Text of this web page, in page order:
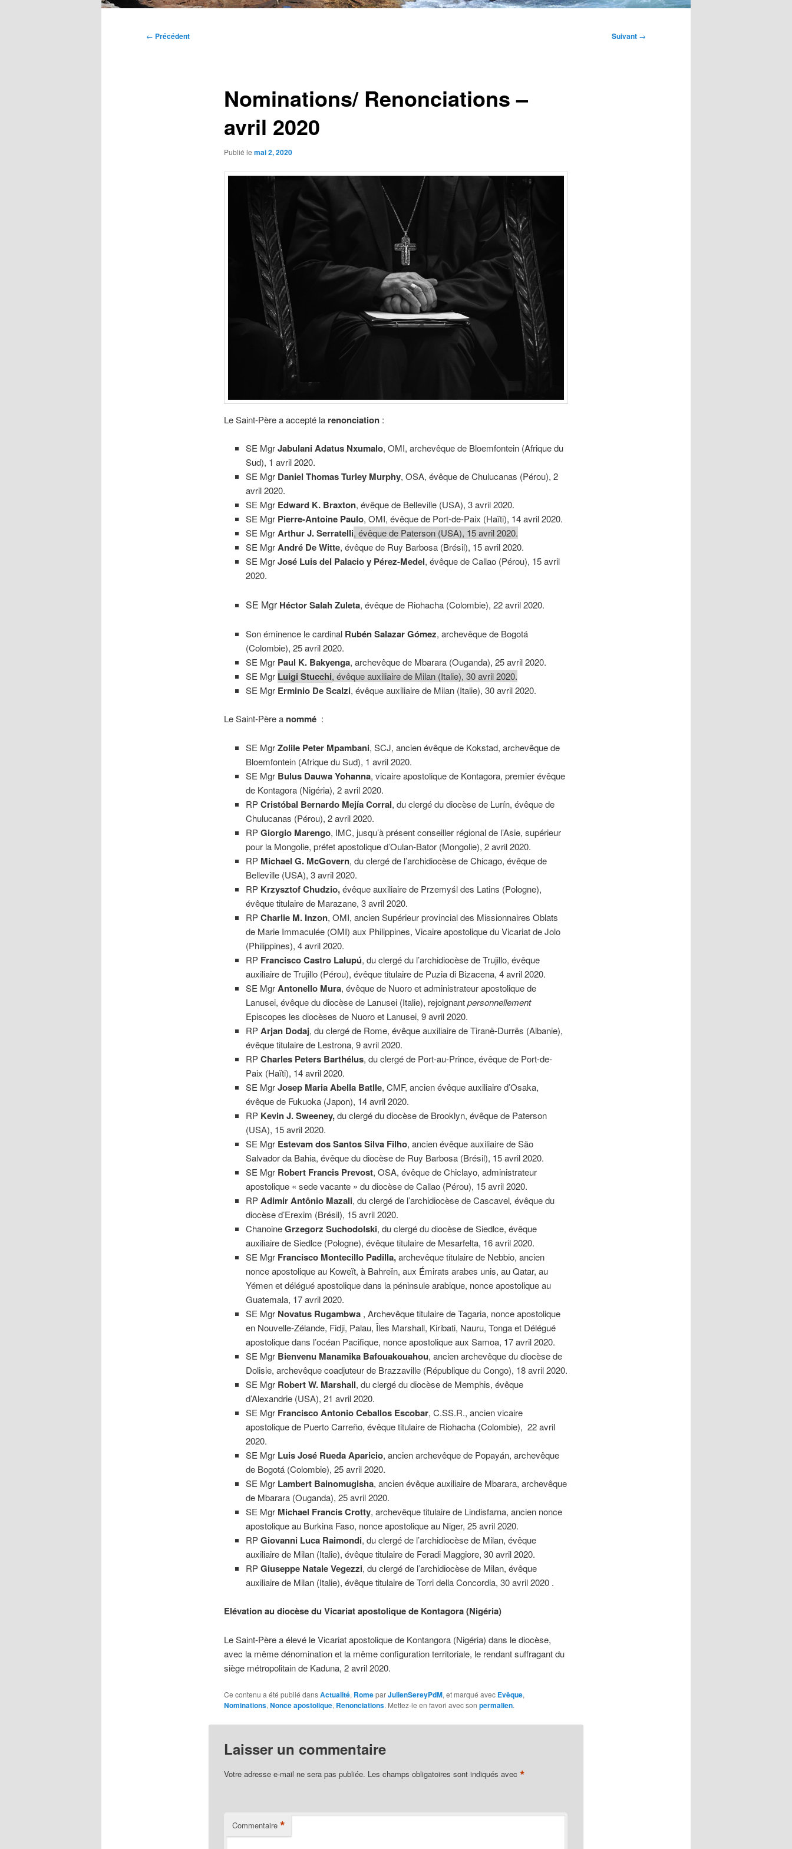
Navigation
← Précédent Suivant →
Nominations/ Renonciations –
avril 2020
Publié le mai 2, 2020
Le Saint-Père a accepté la renonciation:
SE MgrJabulani Adatus Nxumalo, OMI, archevêque de Bloemfontein (Afrique du
Sud), 1 avril 2020.
SE Mgr Daniel Thomas Turley Murphy, OSA, évêque de Chulucanas (Pérou), 2
avril 2020.
SE Mgr Edward K. Braxton, évêque de Belleville (USA), 3 avril 2020.
SE Mgr Pierre-Antoine Paulo, OMI, évêque de Port-de-Paix (Haïti), 14 avril 2020.
SE MgrArthur J. Serratelli, évêque de Paterson (USA), 15 avril 2020.
SE MgrAndré De Witte, évêque de Ruy Barbosa (Brésil), 15 avril 2020.
SE MgrJosé Luis del Palacio y Pérez-Medel, évêque de Callao (Pérou), 15 avril
2020.
SE MgrHéctor Salah Zuleta, évêque de Riohacha (Colombie), 22 avril 2020.
Son éminence le cardinal Rubén Salazar Gómez, archevêque de Bogotá
(Colombie), 25 avril 2020.
SE Mgr Paul K. Bakyenga, archevêque de Mbarara (Ouganda), 25 avril 2020.
SE Mgr Luigi Stucchi, évêque auxiliaire de Milan (Italie), 30 avril 2020.
SE Mgr Erminio De Scalzi, évêque auxiliaire de Milan (Italie), 30 avril 2020.
Le Saint-Père a nommé:
SE MgrZolile Peter Mpambani, SCJ, ancien évêque de Kokstad, archevêque de
Bloemfontein (Afrique du Sud), 1 avril 2020.
SE Mgr Bulus Dauwa Yohanna, vicaire apostolique de Kontagora, premier évêque
de Kontagora (Nigéria), 2 avril 2020.
RPCristóbal Bernardo Mejía Corral, du clergé du diocèse de Lurín, évêque de
Chulucanas (Pérou), 2 avril 2020.
RPGiorgio Marengo, IMC, jusqu’à présent conseiller régional de l’Asie, supérieur
pour la Mongolie, préfet apostolique d’Oulan-Bator (Mongolie), 2 avril 2020.
RP Michael G. McGovern, du clergé de l’archidiocèse de Chicago, évêque de
Belleville (USA), 3 avril 2020.
RP Krzysztof Chudzio,évêque auxiliaire de Przemyśl des Latins (Pologne),
évêque titulaire de Marazane, 3 avril 2020.
RPCharlie M. Inzon, OMI, ancien Supérieur provincial des Missionnaires Oblats
de Marie Immaculée (OMI) aux Philippines, Vicaire apostolique du Vicariat de Jolo
(Philippines), 4 avril 2020.
RP Francisco Castro Lalupú, du clergé du l’archidiocèse de Trujillo, évêque
auxiliaire de Trujillo (Pérou), évêque titulaire de Puzia di Bizacena, 4 avril 2020.
SE Mgr Antonello Mura, évêque de Nuoro et administrateur apostolique de
Lanusei, évêque du diocèse de Lanusei (Italie), rejoignantpersonnellement
Episcopes les diocèses de Nuoro et Lanusei, 9 avril 2020.
RP Arjan Dodaj, du clergé de Rome, évêque auxiliaire de Tiranë-Durrës (Albanie),
évêque titulaire de Lestrona, 9 avril 2020.
RPCharles Peters Barthélus, du clergé de Port-au-Prince, évêque de Port-de-
Paix (Haïti), 14 avril 2020.
SE MgrJosep Maria Abella Batlle, CMF, ancien évêque auxiliaire d’Osaka,
évêque de Fukuoka (Japon), 14 avril 2020.
RP Kevin J. Sweeney,du clergé du diocèse de Brooklyn, évêque de Paterson
(USA), 15 avril 2020.
SE Mgr Estevam dos Santos Silva Filho, ancien évêque auxiliaire de São
Salvador da Bahia, évêque du diocèse de Ruy Barbosa (Brésil), 15 avril 2020.
SE Mgr Robert Francis Prevost, OSA, évêque de Chiclayo, administrateur
apostolique « sede vacante » du diocèse de Callao (Pérou), 15 avril 2020.
RP Adimir Antônio Mazali, du clergé de l’archidiocèse de Cascavel, évêque du
diocèse d’Erexim (Brésil), 15 avril 2020.
ChanoineGrzegorz Suchodolski, du clergé du diocèse de Siedlce, évêque
auxiliaire de Siedlce (Pologne), évêque titulaire de Mesarfelta, 16 avril 2020.
SE Mgr Francisco Montecillo Padilla,archevêque titulaire de Nebbio, ancien
nonce apostolique au Koweït, à Bahreïn, aux Émirats arabes unis, au Qatar, au
Yémen et délégué apostolique dans la péninsule arabique, nonce apostolique au
Guatemala, 17 avril 2020.
SE Mgr Novatus Rugambwa , Archevêque titulaire de Tagaria, nonce apostolique
en Nouvelle-Zélande, Fidji, Palau, Îles Marshall, Kiribati, Nauru, Tonga et Délégué
apostolique dans l’océan Pacifique, nonce apostolique aux Samoa, 17 avril 2020.
SE Mgr Bienvenu Manamika Bafouakouahou, ancien archevêque du diocèse de
Dolisie, archevêque coadjuteur de Brazzaville (République du Congo), 18 avril 2020.
SE Mgr Robert W. Marshall, du clergé du diocèse de Memphis, évêque
d’Alexandrie (USA), 21 avril 2020.
SE Mgr Francisco Antonio Ceballos Escobar, C.SS.R., ancien vicaire
apostolique de Puerto Carreño, évêque titulaire de Riohacha (Colombie), 22 avril
2020.
SE Mgr Luis José Rueda Aparicio, ancien archevêque de Popayán, archevêque
de Bogotá (Colombie), 25 avril 2020.
SE Mgr Lambert Bainomugisha, ancien évêque auxiliaire de Mbarara, archevêque
de Mbarara (Ouganda), 25 avril 2020.
SE Mgr Michael Francis Crotty, archevêque titulaire de Lindisfarna, ancien nonce
apostolique au Burkina Faso, nonce apostolique au Niger, 25 avril 2020.
RPGiovanni Luca Raimondi, du clergé de l’archidiocèse de Milan, évêque
auxiliaire de Milan (Italie), évêque titulaire de Feradi Maggiore, 30 avril 2020.
RPGiuseppe Natale Vegezzi, du clergé de l’archidiocèse de Milan, évêque
auxiliaire de Milan (Italie), évêque titulaire de Torri della Concordia, 30 avril 2020 .
Elévation au diocèse du Vicariat apostolique de Kontagora (Nigéria)
Le Saint-Père a élevé le Vicariat apostolique de Kontangora (Nigéria) dans le diocèse,
avec la même dénomination et la même configuration territoriale, le rendant suffragant du
siège métropolitain de Kaduna, 2 avril 2020.
Ce contenu a été publié dansActualité, RomeparJulienSereyPdM, et marqué avec Evêque,
Nominations, Nonce apostolique, Renonciations. Mettez-le en favori avec son permalien.
Laisser un commentaire
Votre adresse e-mail ne sera pas publiée. Les champs obligatoires sont indiqués avec *
Commentaire *